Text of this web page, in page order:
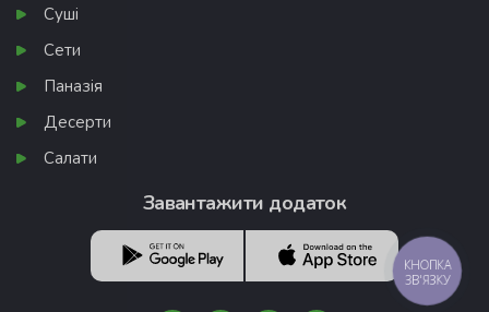
Суші
Сети
Паназія
Десерти
Салати
Завантажити додаток
КНОПКА
ЗВ'ЯЗКУ